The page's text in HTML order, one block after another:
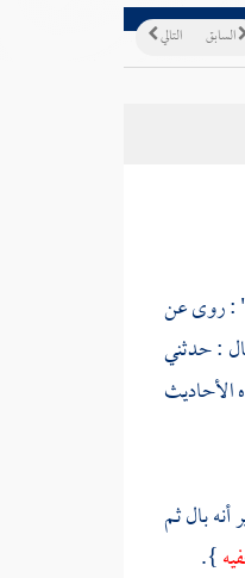
التالي السابق
: روى عن
: حدثني
الأحاديث
أنه بال ثم
}.